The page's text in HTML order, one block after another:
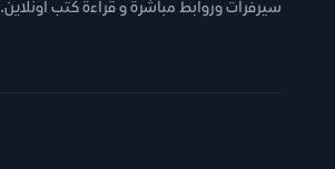
سيرفرات وروابط مباشرة و قراءة كتب اونلاين.